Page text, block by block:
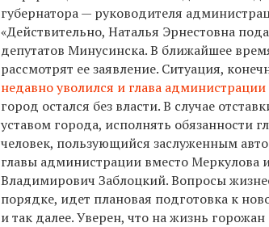
губернатора — руководителя
«Действительно, Наталья Эрнестовна
депутатов Минусинска. В ближайшее
рассмотрят ее заявление. Ситуация,
недавно уволился и глава
город остался без власти. В случае
уставом города, исполнять обязанности
человек, пользующийся заслуженным
главы администрации вместо Меркулова
Владимирович Заблоцкий. Вопросы
порядке, идет плановая подготовка к
и так далее. Уверен, что на жизнь горожан